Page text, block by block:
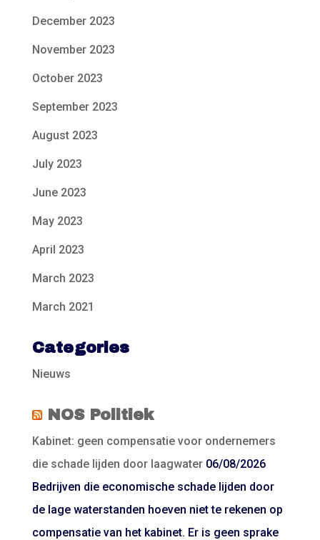
December 2023
November 2023
October 2023
September 2023
August 2023
July 2023
June 2023
May 2023
April 2023
March 2023
March 2021
Categories
Nieuws
NOS Politiek
Kabinet: geen compensatie voor ondernemers
die schade lijden door laagwater 06/08/2026
Bedrijven die economische schade lijden door
de lage waterstanden hoeven niet te rekenen op
compensatie van het kabinet. Er is geen sprake